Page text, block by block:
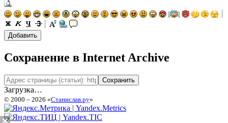
Сохранение в Internet Archive
Загрузка…
© 2000 – 2026 «Станислав.ру»